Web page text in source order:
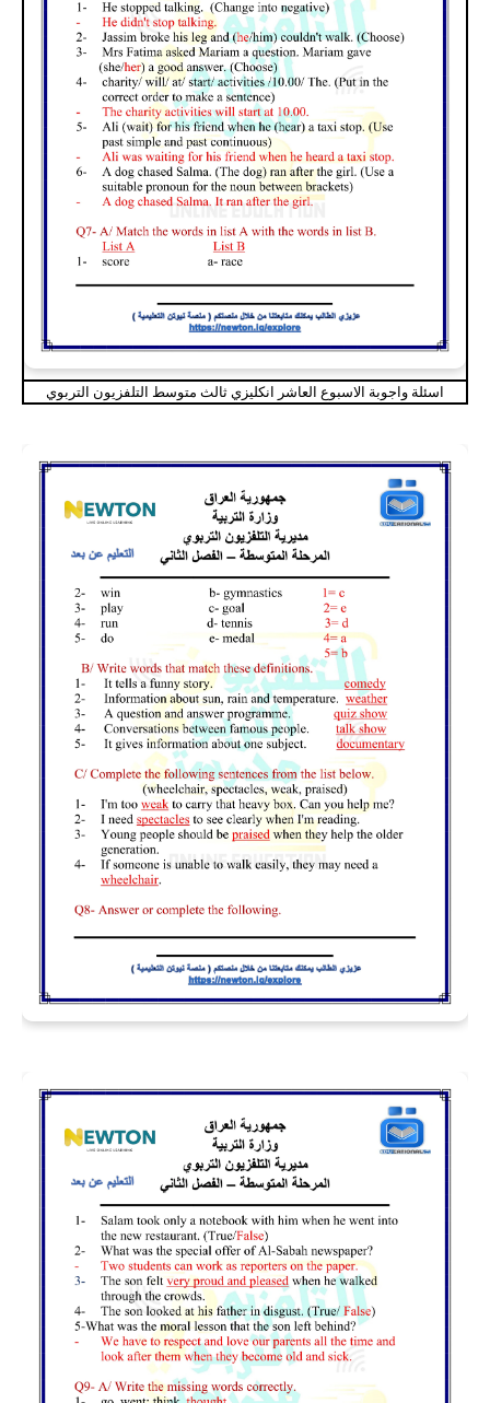
اسئلة واجوبة الاسبوع العاشر انكليزي ثالث متوسط التلفزيون التربوي